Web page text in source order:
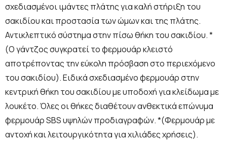
σχεδιασμένοι ιμάντες πλάτης για καλή στήριξη του
σακιδίου και προστασία των ώμων και της πλάτης.
Αντικλεπτικό σύστημα στην πίσω θήκη του σακιδίου. *
(Ο γάντζος συγκρατεί το φερμουάρ κλειστό
αποτρέποντας την εύκολη πρόσβαση στο περιεχόμενο
του σακιδίου). Ειδικά σχεδιασμένο φερμουάρ στην
κεντρική θήκη του σακιδίου με υποδοχή για κλείδωμα με
λουκέτο. Όλες οι θήκες διαθέτουν ανθεκτικά επώνυμα
φερμουάρ SBS υψηλών προδιαγραφών. *(Φερμουάρ με
αντοχή και λειτουργικότητα για χιλιάδες χρήσεις).